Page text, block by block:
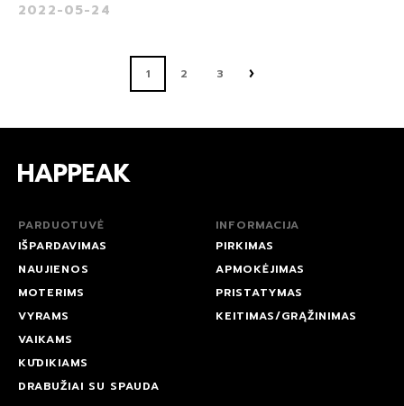
2022-05-24
1 2 3
PARDUOTUVĖ
IŠPARDAVIMAS
NAUJIENOS
MOTERIMS
VYRAMS
VAIKAMS
KŪDIKIAMS
DRABUŽIAI SU SPAUDA
INFORMACIJA
PIRKIMAS
APMOKĖJIMAS
PRISTATYMAS
KEITIMAS/GRĄŽINIMAS